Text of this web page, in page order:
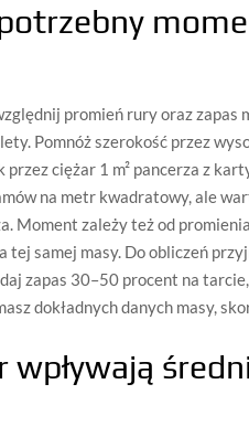
promień rury oraz zapas
Pomnóż szerokość przez
przez ciężar 1 m² pancerza z
na metr kwadratowy, ale
Moment zależy też od
tej samej masy. Do obliczeń
zapas 30–50 procent na
dokładnych danych masy,
wpływają